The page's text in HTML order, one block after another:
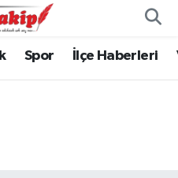
Spor İlçe Haberleri